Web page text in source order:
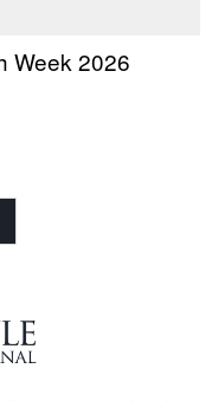
Week 2026